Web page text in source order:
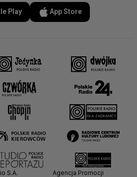
Play App Store
S.A.
Agencja Promocji